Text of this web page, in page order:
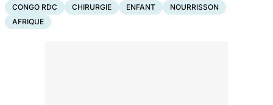
CONGO RDC CHIRURGIE ENFANT
NOURRISSON
AFRIQUE